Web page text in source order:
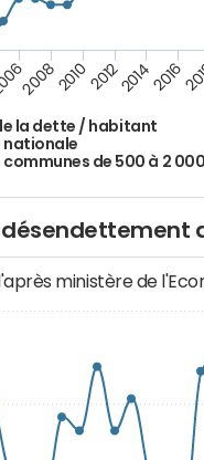
la dette / habitant
nationale
communes de 500 à 2
20082010201220142016
ministère de